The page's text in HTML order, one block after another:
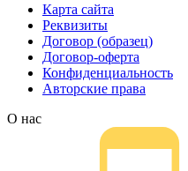
Карта сайта
Реквизиты
Договор (образец)
Договор-оферта
Конфиденциальность
Авторские права
О нас